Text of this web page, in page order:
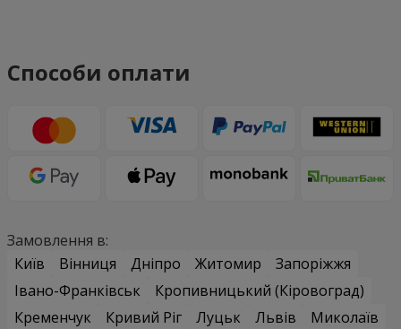
Способи оплати
Замовлення в:
Київ
Вінниця Дніпро Житомир
Запоріжжя
Івано-Франківськ
Кропивницький (Кіровоград)
Кременчук
Кривий Ріг Луцьк Львів
Миколаїв